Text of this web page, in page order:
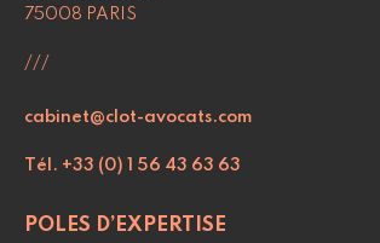
75008 PARIS
///
cabinet@clot-avocats.com
Tél. +33 (0) 1 56 43 63 63
POLES D’EXPERTISE